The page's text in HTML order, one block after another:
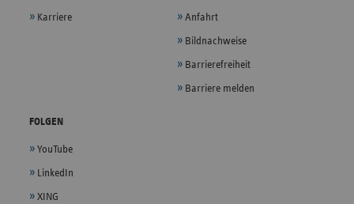
Karriere Anfahrt
Bildnachweise
Barrierefreiheit
Barriere melden
FOLGEN
YouTube
LinkedIn
XING